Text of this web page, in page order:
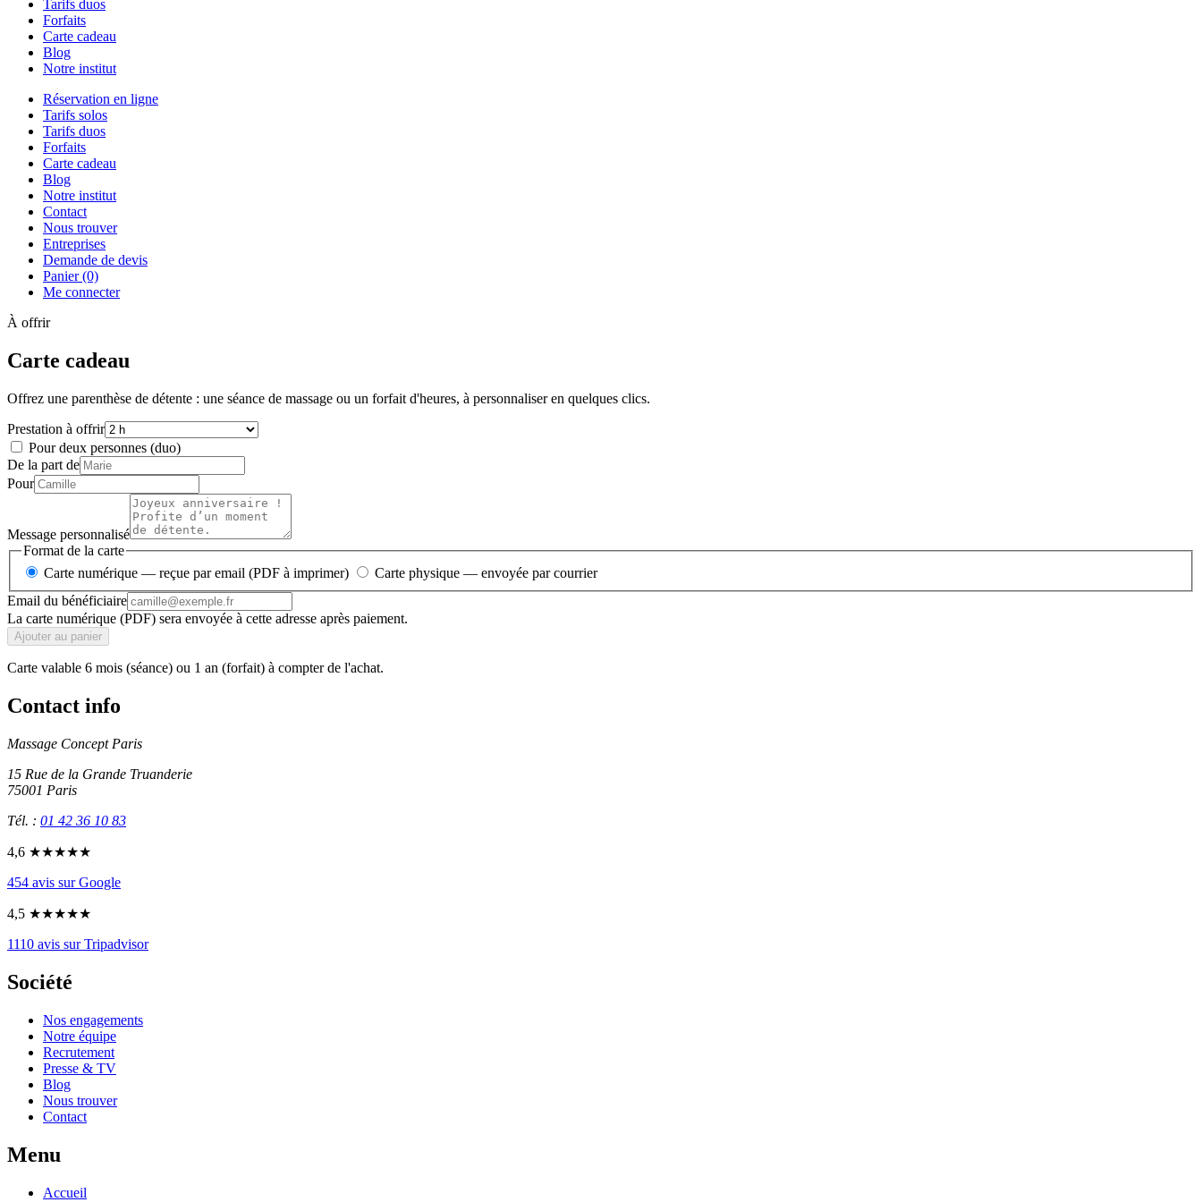
Tarifs duos
Forfaits
Carte cadeau
Blog
Notre institut
Réservation en ligne
Tarifs solos
Tarifs duos
Forfaits
Carte cadeau
Blog
Notre institut
Contact
Nous trouver
Entreprises
Demande de devis
Panier (0)
Me connecter
À offrir
Carte cadeau
Offrez une parenthèse de détente : une séance de massage ou un forfait d'heures, à personnaliser en quelques clics.
Prestation à offrir
Pour deux personnes (duo)
De la part de
Pour
Message personnalisé
Format de la carte
Carte numérique — reçue par email (PDF à imprimer)
Carte physique — envoyée par courrier
Email du bénéficiaire
La carte numérique (PDF) sera envoyée à cette adresse après paiement.
Ajouter au panier
Carte valable 6 mois (séance) ou 1 an (forfait) à compter de l'achat.
Contact info
Massage Concept Paris
15 Rue de la Grande Truanderie
75001 Paris
Tél. : 01 42 36 10 83
4,6 ★★★★★
454 avis sur Google
4,5 ★★★★★
1110 avis sur Tripadvisor
Société
Nos engagements
Notre équipe
Recrutement
Presse & TV
Blog
Nous trouver
Contact
Menu
Accueil